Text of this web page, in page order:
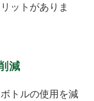
ットがありま
減
トルの使用を減